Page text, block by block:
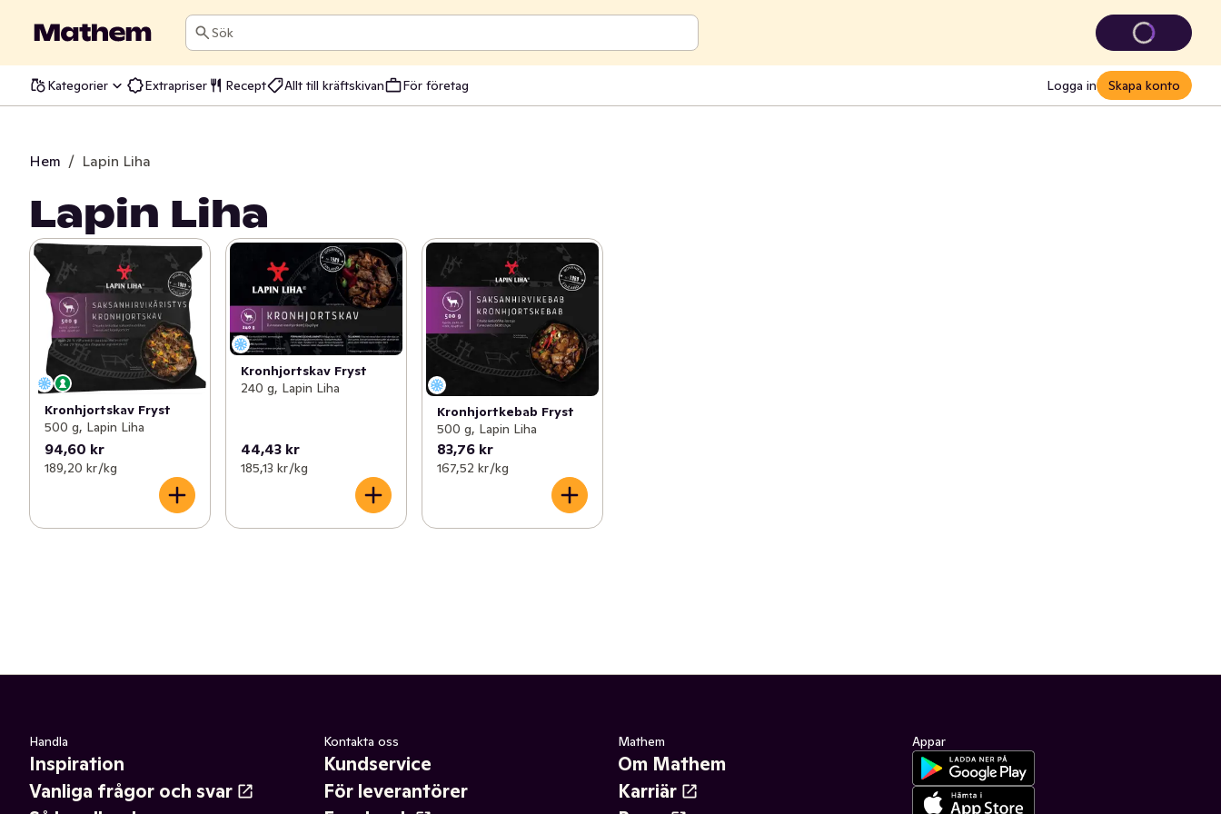
Sök
Kategorier Extrapriser Recept Allt till kräftskivan För företag Logga in Skapa konto
Hem / Lapin Liha
Lapin Liha
Kronhjortskav Fryst
500 g, Lapin Liha
94,60 kr
189,20 kr /kg
Kronhjortskav Fryst
240 g, Lapin Liha
44,43 kr
185,13 kr /kg
Kronhjortkebab Fryst
500 g, Lapin Liha
83,76 kr
167,52 kr /kg
Handla
Inspiration
Vanliga frågor och svar
Kontakta oss
Kundservice
För leverantörer
Mathem
Om Mathem
Karriär
Appar